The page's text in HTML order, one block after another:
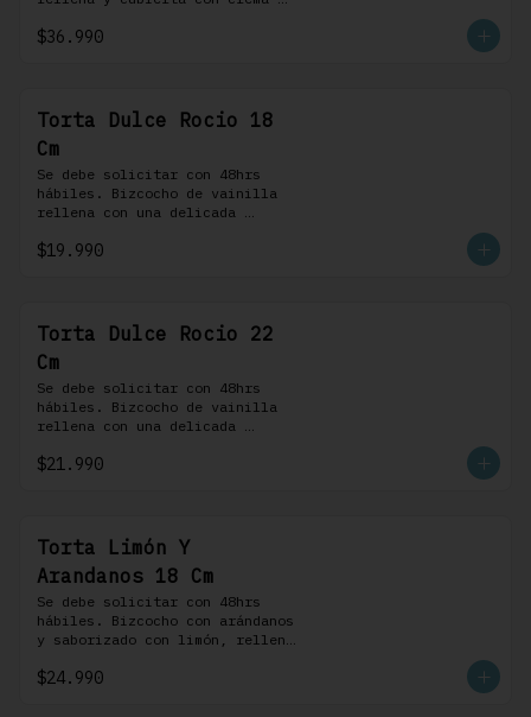
profiteroles.
$36.990
Torta Dulce Rocio 18
Cm
Se debe solicitar con 48hrs
hábiles. Bizcocho de vainilla
rellena con una delicada
de leche cubierta con nuestra
$19.990
Torta Dulce Rocio 22
Cm
Se debe solicitar con 48hrs
hábiles. Bizcocho de vainilla
rellena con una delicada
de leche cubierta con nuestra
$21.990
Torta Limón Y
Arandanos 18 Cm
Se debe solicitar con 48hrs
hábiles. Bizcocho con arándanos
y saborizado con limón, rellena
rojos y cubierta con un
$24.990